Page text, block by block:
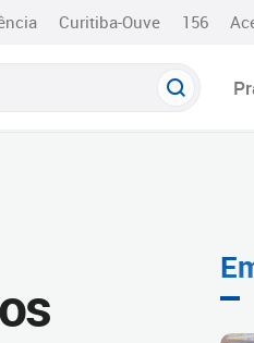
Curitiba-Ouve 156